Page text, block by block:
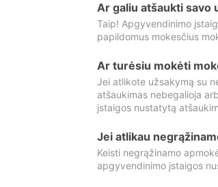
Ar galiu atšaukti savo
Taip! Apgyvendinimo
papildomus mokesčius
Ar turėsiu mokėti
Jei atlikote užsakymą su
atšaukimas nebegalioja
įstaigos nustatytą
Jei atlikau
Keisti negrąžinamo
apgyvendinimo įstaigos